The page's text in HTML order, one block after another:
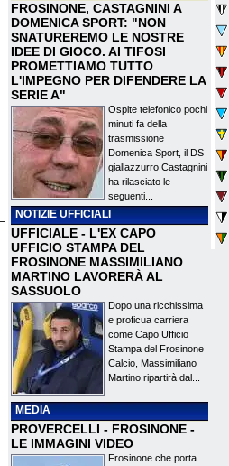
FROSINONE, CASTAGNINI A
DOMENICA SPORT: "NON
SNATUREREMO LE NOSTRE
IDEE DI GIOCO. AI TIFOSI
PROMETTIAMO TUTTO
L'IMPEGNO PER DIFENDERE LA
SERIE A"
Ospite telefonico pochi
minuti fa della
trasmissione
Domenica Sport, il DS
giallazzurro Castagnini
ha rilasciato le
seguenti...
NOTIZIE UFFICIALI
UFFICIALE - L'EX CAPO
UFFICIO STAMPA DEL
FROSINONE MASSIMILIANO
MARTINO LAVORERÀ AL
SASSUOLO
Dopo una ricchissima
e proficua carriera
come Capo Ufficio
Stampa del Frosinone
Calcio, Massimiliano
Martino ripartirà dal...
MEDIA
PROVERCELLI - FROSINONE -
LE IMMAGINI VIDEO
Frosinone che porta